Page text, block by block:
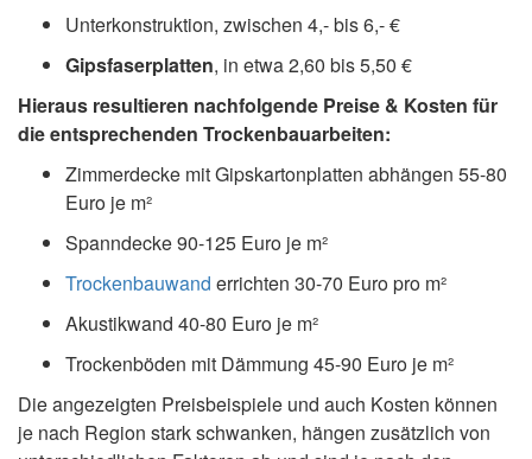
Unterkonstruktion, zwischen 4,- bis 6,- €
Gipsfaserplatten, in etwa 2,60 bis 5,50 €
Hieraus resultieren nachfolgende Preise & Kosten für
die entsprechenden Trockenbauarbeiten:
Zimmerdecke mit Gipskartonplatten abhängen 55-80
Euro je m²
Spanndecke 90-125 Euro je m²
Trockenbauwand errichten 30-70 Euro pro m²
Akustikwand 40-80 Euro je m²
Trockenböden mit Dämmung 45-90 Euro je m²
Die angezeigten Preisbeispiele und auch Kosten können
je nach Region stark schwanken, hängen zusätzlich von